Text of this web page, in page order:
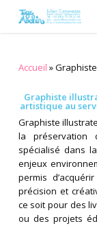
Accueil »
Graphiste
artistique au
Graphiste
la
spécialisé dans
enjeux
permis
précision et
ce soit pour des
ou des projets